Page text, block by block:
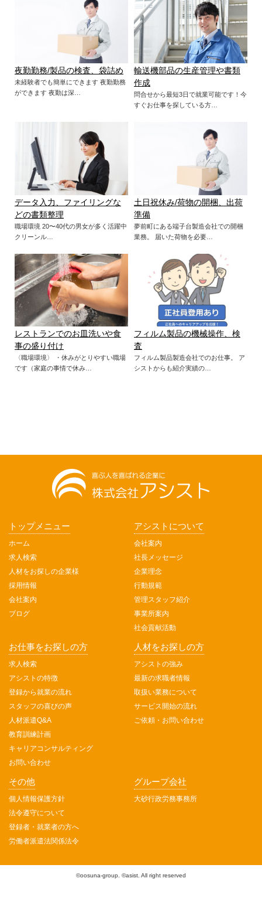
夜勤勤務/製品の検査、袋詰め
未経験者でも簡単にできます 夜勤勤務
ができます 夜勤は深…
輸送機部品の生産管理や書類
作成
問合せから最短3日で就業可能です！今
すぐお仕事を探している方…
データ入力、ファイリングな
どの書類整理
職場環境 20〜40代の男女が多く活躍中
クリーンル…
土日祝休み/荷物の開梱、出荷
準備
夢前町にある端子台製造会社での開梱
業務。 届いた荷物を必要…
レストランでのお皿洗いや食
事の盛り付け
〈職場環境〉 ・休みがとりやすい職場
です（家庭の事情で休み…
フィルム製品の機械操作、検
査
フィルム製品製造会社でのお仕事。 ア
シストからも紹介実績の…
トップメニュー
ホーム
求人検索
人材をお探しの企業様
採用情報
会社案内
ブログ
アシストについて
会社案内
社長メッセージ
企業理念
行動規範
管理スタッフ紹介
事業所案内
社会貢献活動
お仕事をお探しの方
求人検索
アシストの特徴
登録から就業の流れ
スタッフの喜びの声
人材派遣Q&A
教育訓練計画
キャリアコンサルティング
お問い合わせ
人材をお探しの方
アシストの強み
最新の求職者情報
取扱い業務について
サービス開始の流れ
ご依頼・お問い合わせ
その他
個人情報保護方針
法令遵守について
登録者・就業者の方へ
労働者派遣法関係法令
グループ会社
大砂行政労務事務所
©oosuna-group. ©asist. All right reserved